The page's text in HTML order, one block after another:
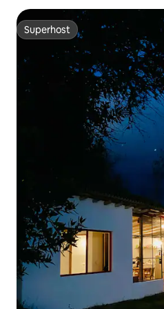
Superhost
Superhost